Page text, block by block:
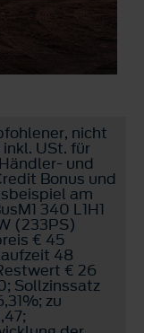
nicht
USt. für
und
Bonus und
am
340 L1H1
(233PS)
€ 45
48
€ 26
Sollzinssatz
zu